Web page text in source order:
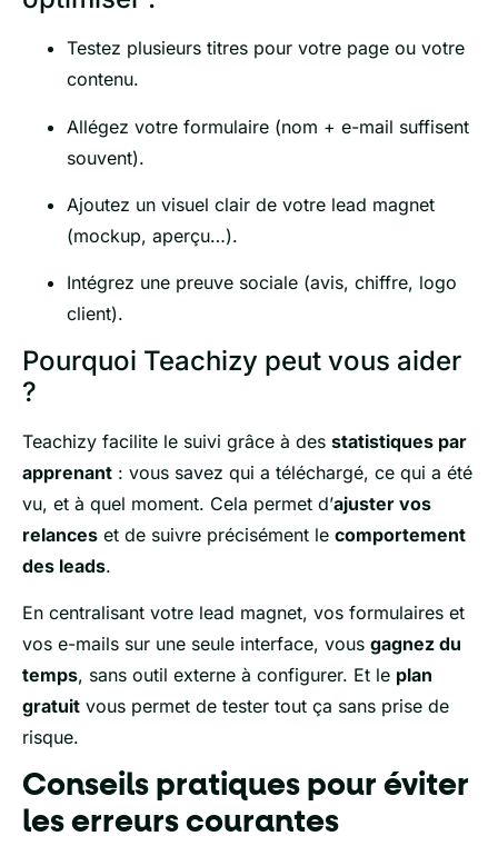
Testez plusieurs titres pour votre page ou votre
contenu.
Allégez votre formulaire (nom + e-mail suffisent
souvent).
Ajoutez un visuel clair de votre lead magnet
(mockup, aperçu…).
Intégrez une preuve sociale (avis, chiffre, logo
client).
Pourquoi Teachizy peut vous aider
?
Teachizy facilite le suivi grâce à des statistiques par
apprenant : vous savez qui a téléchargé, ce qui a été
vu, et à quel moment. Cela permet d’ajuster vos
relances et de suivre précisément le comportement
des leads.
En centralisant votre lead magnet, vos formulaires et
vos e-mails sur une seule interface, vous gagnez du
temps, sans outil externe à configurer. Et le plan
gratuit vous permet de tester tout ça sans prise de
risque.
Conseils pratiques pour éviter
les erreurs courantes